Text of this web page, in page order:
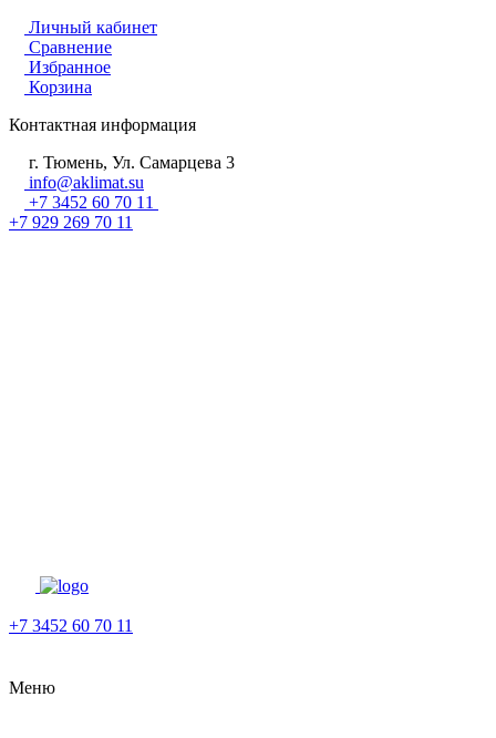
Личный кабинет
Сравнение
Избранное
Корзина
Контактная информация
г. Тюмень, Ул. Самарцева 3
info@aklimat.su
+7 3452 60 70 11
+7 929 269 70 11
+7 3452 60 70 11
Меню